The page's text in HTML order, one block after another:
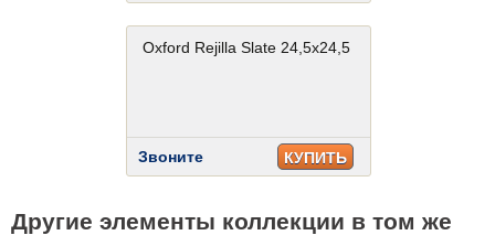
Oxford Rejilla Slate 24,5x24,5
Звоните КУПИТЬ
Другие элементы коллекции в том же